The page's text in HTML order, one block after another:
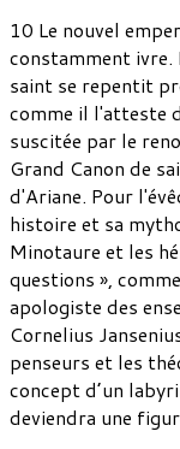
10 Le nouvel
constamment
saint se repentit
comme il l'atteste
suscitée par le
Grand Canon de
d'Ariane. Pour
histoire et sa
Minotaure et les
questions »,
apologiste des
Cornelius
penseurs et les
concept d’un
deviendra une